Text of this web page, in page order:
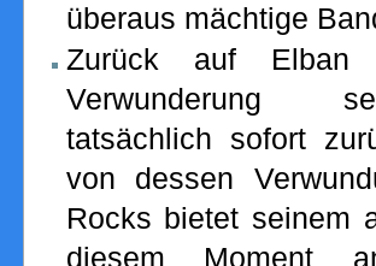
überaus mächtige
Zurück auf
Verwunderung
tatsächlich sofort
von dessen
Rocks bietet seinem
diesem Moment